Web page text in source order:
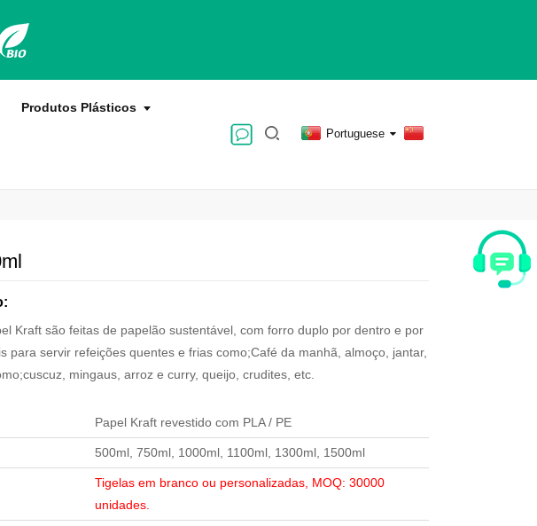
Produtos Plásticos
Portuguese
Kraft são feitas de papelão sustentável, com forro duplo por dentro e por
para servir refeições quentes e frias como;Café da manhã, almoço, jantar,
mingaus, arroz e curry, queijo, crudites, etc.
Papel Kraft revestido com PLA / PE
500ml, 750ml, 1000ml, 1100ml, 1300ml, 1500ml
Tigelas em branco ou personalizadas, MOQ: 30000
unidades.